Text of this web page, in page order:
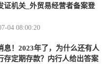
证机关_外贸易经营者备案登
04 08:00:20
息！2023年了，为什么还有人
存定期存款？内行人给出答案